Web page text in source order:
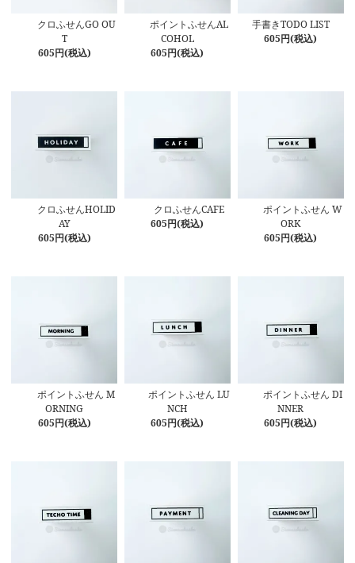
クロふせんGO OU
T
605円(税込)
ポイントふせんAL
COHOL
605円(税込)
手書きTODO LIST
605円(税込)
クロふせんHOLID
AY
605円(税込)
クロふせんCAFE
605円(税込)
ポイントふせん W
ORK
605円(税込)
ポイントふせん M
ORNING
605円(税込)
ポイントふせん LU
NCH
605円(税込)
ポイントふせん DI
NNER
605円(税込)